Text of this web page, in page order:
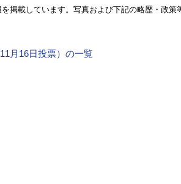
掲載しています。写真および下記の略歴・政策
月16日投票）の一覧